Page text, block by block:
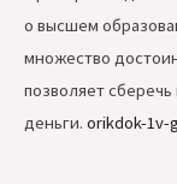
о высшем
множество
позволяет
деньги. orikdok-1v-